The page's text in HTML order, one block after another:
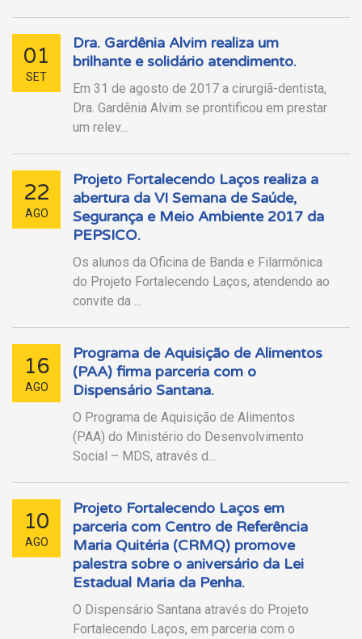
01
SET
Dra. Gardênia Alvim realiza um
brilhante e solidário atendimento.
Em 31 de agosto de 2017 a cirurgiã-dentista,
Dra. Gardênia Alvim se prontificou em prestar
um relev...
22
AGO
Projeto Fortalecendo Laços realiza a
abertura da VI Semana de Saúde,
Segurança e Meio Ambiente 2017 da
PEPSICO.
Os alunos da Oficina de Banda e Filarmônica
do Projeto Fortalecendo Laços, atendendo ao
convite da ...
16
AGO
Programa de Aquisição de Alimentos
(PAA) firma parceria com o
Dispensário Santana.
O Programa de Aquisição de Alimentos
(PAA) do Ministério do Desenvolvimento
Social – MDS, através d...
10
AGO
Projeto Fortalecendo Laços em
parceria com Centro de Referência
Maria Quitéria (CRMQ) promove
palestra sobre o aniversário da Lei
Estadual Maria da Penha.
O Dispensário Santana através do Projeto
Fortalecendo Laços, em parceria com o